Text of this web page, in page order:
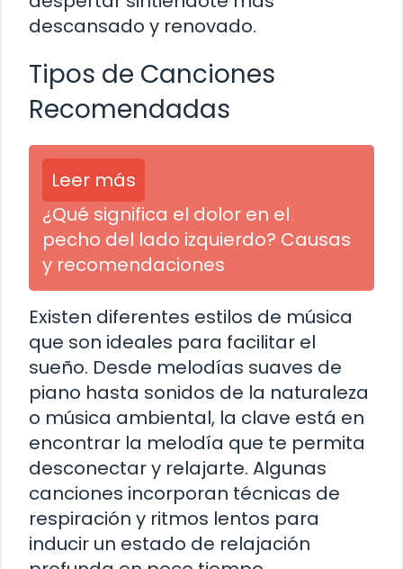
descansado y renovado.
Tipos de Canciones
Recomendadas
Leer más
¿Qué significa el dolor en el
pecho del lado izquierdo? Causas
y recomendaciones
Existen diferentes estilos de música
que son ideales para facilitar el
sueño. Desde melodías suaves de
piano hasta sonidos de la naturaleza
o música ambiental, la clave está en
encontrar la melodía que te permita
desconectar y relajarte. Algunas
canciones incorporan técnicas de
respiración y ritmos lentos para
inducir un estado de relajación